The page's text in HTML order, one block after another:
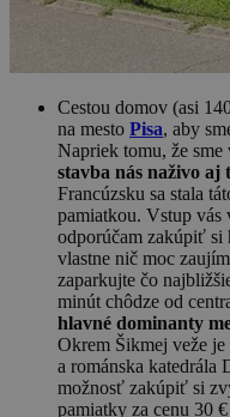
Cestou domov (asi
na mesto Pisa, aby
Napriek tomu, že sme
stavba nás naživo aj
Francúzsku sa stala
pamiatkou. Vstup vás
odporúčam zakúpiť si
vlastne nič moc
zaparkujte čo
minút chôdze od
hlavné dominanty
Okrem Šikmej veže
a románska katedrála
možnosť zakúpiť si
pamiatky za cenu 30